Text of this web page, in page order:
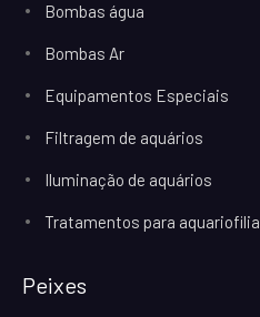
Bombas água
Bombas Ar
Equipamentos Especiais
Filtragem de aquários
Iluminação de aquários
Tratamentos para aquariofilia
Peixes